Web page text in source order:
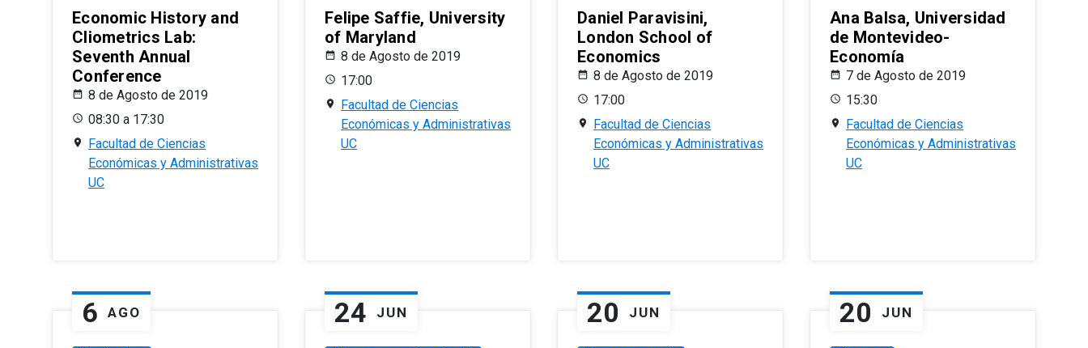
Economic History and
Cliometrics Lab:
Seventh Annual
Conference
8 de Agosto de 2019
08:30 a 17:30
Facultad de Ciencias
Económicas y Administrativas
UC
Felipe Saffie, University
of Maryland
8 de Agosto de 2019
17:00
Facultad de Ciencias
Económicas y Administrativas
UC
Daniel Paravisini,
London School of
Economics
8 de Agosto de 2019
17:00
Facultad de Ciencias
Económicas y Administrativas
UC
Ana Balsa, Universidad
de Montevideo-
Economía
7 de Agosto de 2019
15:30
Facultad de Ciencias
Económicas y Administrativas
UC
6 AGO 24 JUN 20 JUN 20 JUN